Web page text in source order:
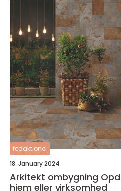
redaktionel
18. January 2024
Arkitekt ombygning Opdag potentialet i dit
hjem eller virksomhed